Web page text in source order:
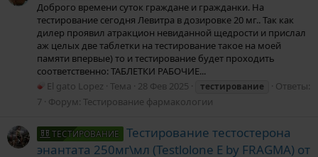
Доброго времени суток граждане и гражданки. На
тестирование сегодня Левитра в дозировке 20 мг.. Так как
дилер проявил атракцион невиданной щедрости и прислал
аж целых две таблетки на тестирование такое на моей
памяти впервые) то и тестирование будет проходить
соответственно: ТАБЛЕТКИ РАБОЧИЕ...
El gato Lopez Тема 28 Фев 2025 тестирование
Ответы:
7
Форум: Тестирование фармакологии
ТЕСТИРОВАНИЕ
Тестирование тестостерона
энантата 250мг\мл (Testlolone E by FRAGMA) от